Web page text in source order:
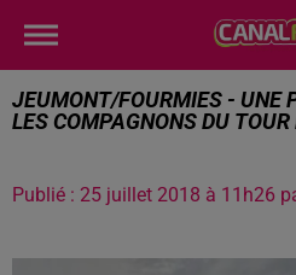
JEUMONT/FOURMIES - UNE
LES COMPAGNONS DU TOUR
Publié : 25 juillet 2018 à 11h26